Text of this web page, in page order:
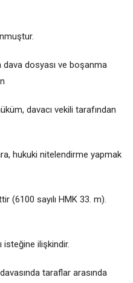
dosyası ve boşanma
davacı vekili tarafından
hukuki nitelendirme yapmak
(6100 sayılı HMK 33. m).
isteğine ilişkindir.
taraflar arasında